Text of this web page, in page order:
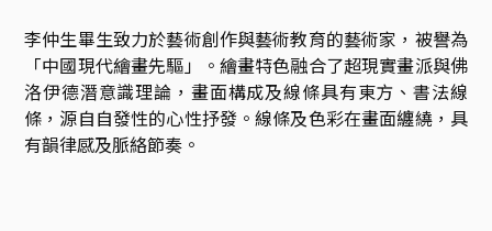
李仲生畢生致力於藝術創作與藝術教育的藝術家，被譽為
「中國現代繪畫先驅」。繪畫特色融合了超現實畫派與佛
洛伊德潛意識理論，畫面構成及線條具有東方、書法線
條，源自自發性的心性抒發。線條及色彩在畫面纏繞，具